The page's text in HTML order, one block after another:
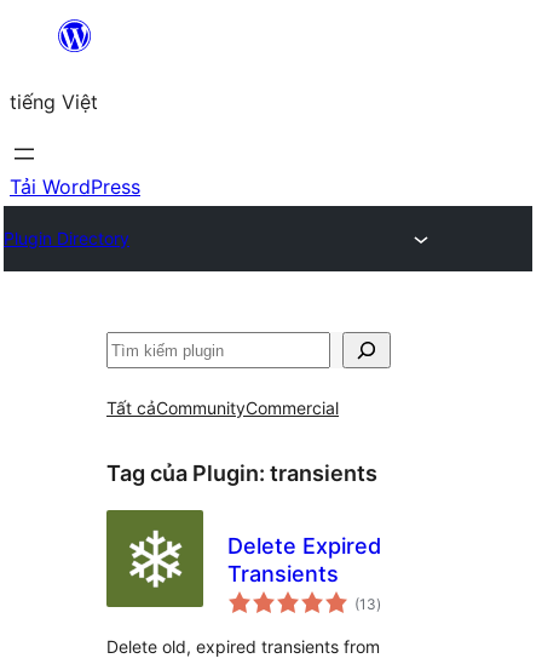
Chuyển
phần
nội
dung
tiếng Việt
Tải WordPress
Plugin Directory
Tìm
Tất cảCommunityCommercial
Tag của Plugin: transients
Delete Expired
Transients
(13tổng
đánh
)
Delete old, expired transients from